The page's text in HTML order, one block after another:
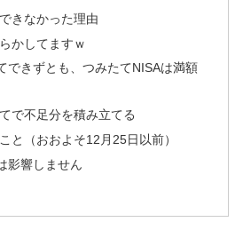
きなかった理由
かしてますｗ
できずとも、つみたてNISAは満額
で不足分を積み立てる
と（おおよそ12月25日以前）
影響しません